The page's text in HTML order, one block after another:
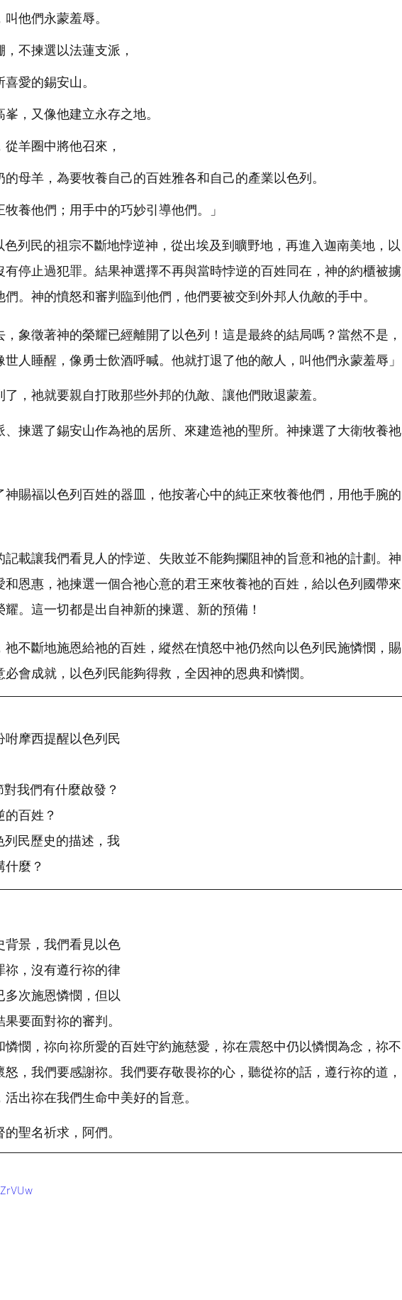
他們永蒙羞辱。
不揀選以法蓮支派，
愛的錫安山。
，又像他建立永存之地。
羊圈中將他召來，
母羊，為要牧養自己的百姓雅各和自己的產業以色列。
養他們；用手中的巧妙引導他們。」
色列民的祖宗不斷地悖逆神，從出埃及到曠野地，再進入迦南美地，以
停止過犯罪。結果神選擇不再與當時悖逆的百姓同在，神的約櫃被擄
。神的憤怒和審判臨到他們，他們要被交到外邦人仇敵的手中。
象徵著神的榮耀已經離開了以色列！這是最終的結局嗎？當然不是，
人睡醒，像勇士飲酒呼喊。他就打退了他的敵人，叫他們永蒙羞辱」
，祂就要親自打敗那些外邦的仇敵、讓他們敗退蒙羞。
、揀選了錫安山作為祂的居所、來建造祂的聖所。神揀選了大衛牧養祂
神賜福以色列百姓的器皿，他按著心中的純正來牧養他們，用他手腕的
記載讓我們看見人的悖逆、失敗並不能夠攔阻神的旨意和祂的計劃。神
恩惠，祂揀選一個合祂心意的君王來牧養祂的百姓，給以色列國帶來
。這一切都是出自神新的揀選、新的預備！
不斷地施恩給祂的百姓，縱然在憤怒中祂仍然向以色列民施憐憫，賜
會成就，以色列民能夠得救，全因神的恩典和憐憫。
咐摩西提醒以色列民
對我們有什麼啟發？
百姓？
列民歷史的描述，我
麼？
背景，我們看見以色
祢，沒有遵行祢的律
次施恩憐憫，但以
要面對祢的審判。
憐憫，祢向祢所愛的百姓守約施慈愛，祢在震怒中仍以憐憫為念，祢不
，我們要感謝祢。我們要存敬畏祢的心，聽從祢的話，遵行祢的道，
出祢在我們生命中美好的旨意。
聖名祈求，阿們。